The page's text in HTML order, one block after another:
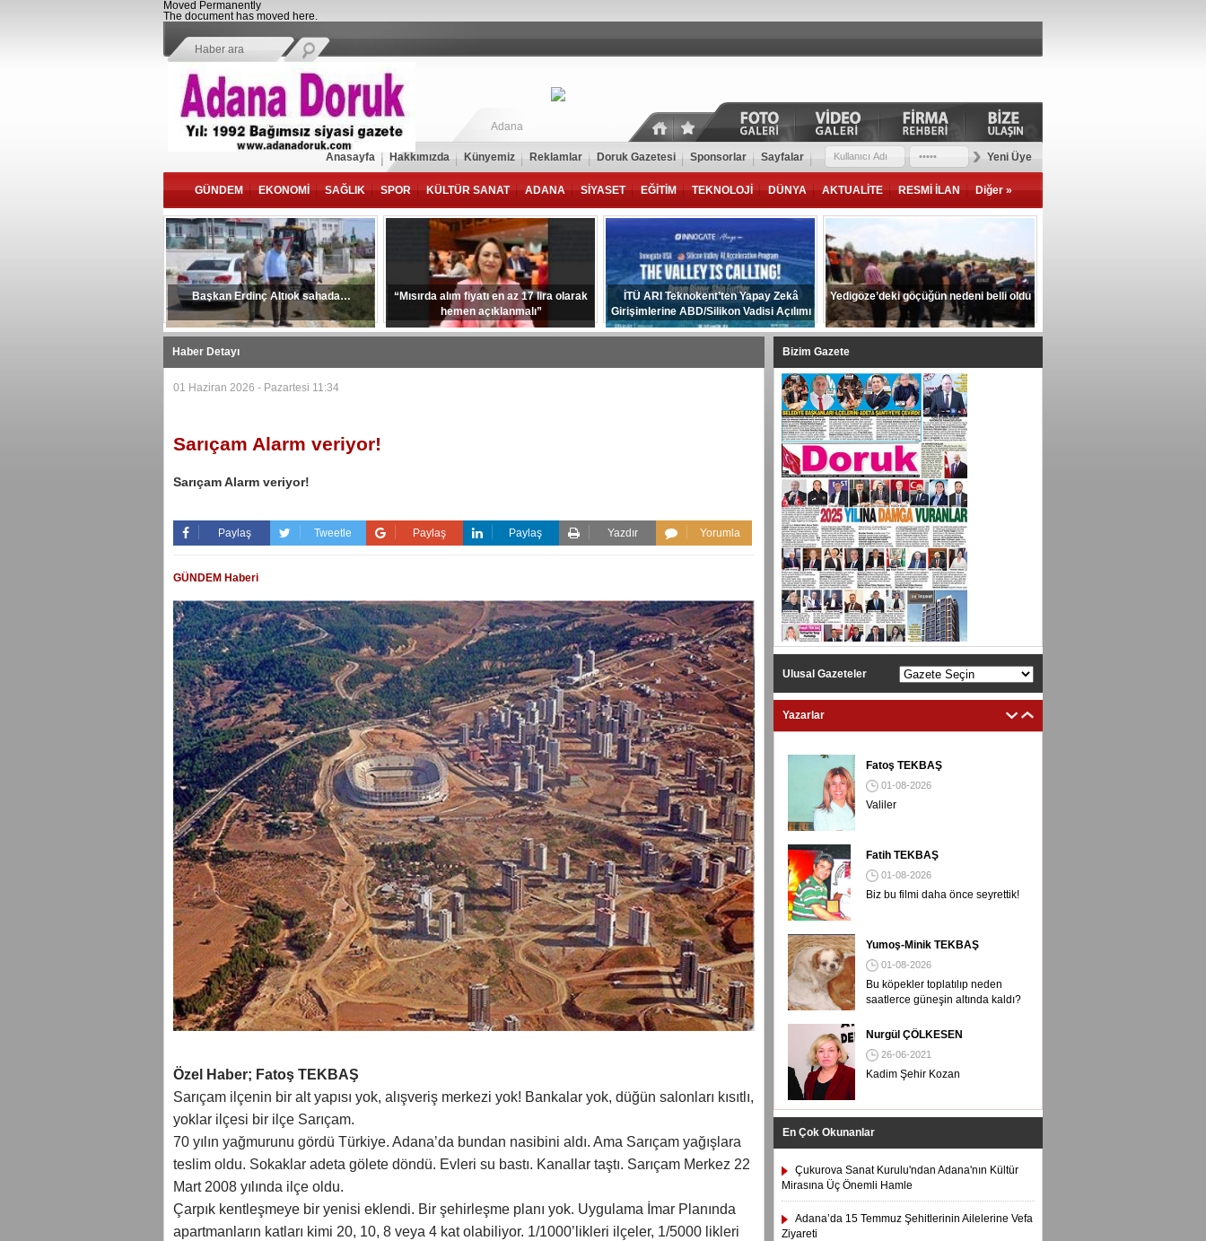
Moved Permanently
The document has moved here.
Adana
Anasayfa Hakkımızda Künyemiz Reklamlar Doruk Gazetesi Sponsorlar Sayfalar Yeni Üye
GÜNDEM EKONOMİ SAĞLIK SPOR KÜLTÜR SANAT ADANA SİYASET EĞİTİM TEKNOLOJİ DÜNYA AKTUALİTE RESMİ İLAN Diğer »
Başkan Erdinç Altıok sahada…
“Mısırda alım fiyatı en az 17 lira olarak
hemen açıklanmalı”
İTÜ ARI Teknokent’ten Yapay Zekâ
Girişimlerine ABD/Silikon Vadisi Açılımı
Yedigöze’deki göçüğün nedeni belli oldu
Haber Detayı
01 Haziran 2026 - Pazartesi 11:34
Sarıçam Alarm veriyor!
Sarıçam Alarm veriyor!
Paylaş Tweetle Paylaş Paylaş Yazdır Yorumla
GÜNDEM Haberi
Özel Haber; Fatoş TEKBAŞ
Sarıçam ilçenin bir alt yapısı yok, alışveriş merkezi yok! Bankalar yok, düğün salonları kısıtlı,
yoklar ilçesi bir ilçe Sarıçam.
70 yılın yağmurunu gördü Türkiye. Adana’da bundan nasibini aldı. Ama Sarıçam yağışlara
teslim oldu. Sokaklar adeta gölete döndü. Evleri su bastı. Kanallar taştı. Sarıçam Merkez 22
Mart 2008 yılında ilçe oldu.
Çarpık kentleşmeye bir yenisi eklendi. Bir şehirleşme planı yok. Uygulama İmar Planında
apartmanların katları kimi 20, 10, 8 veya 4 kat olabiliyor. 1/1000’likleri ilçeler, 1/5000 likleri
Bizim Gazete
Ulusal Gazeteler
Yazarlar
Fatoş TEKBAŞ
01-08-2026
Valiler
Fatih TEKBAŞ
01-08-2026
Biz bu filmi daha önce seyrettik!
Yumoş-Minik TEKBAŞ
01-08-2026
Bu köpekler toplatılıp neden
saatlerce güneşin altında kaldı?
Nurgül ÇÖLKESEN
26-06-2021
Kadim Şehir Kozan
En Çok Okunanlar
Çukurova Sanat Kurulu'ndan Adana'nın Kültür
Mirasına Üç Önemli Hamle
Adana’da 15 Temmuz Şehitlerinin Ailelerine Vefa
Ziyareti